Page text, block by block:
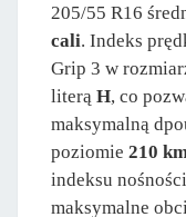
205/55 R16
cali. Indeks
Grip 3 w
literą H, co
maksymalną
poziomie 210
indeksu nośności
maksymalne